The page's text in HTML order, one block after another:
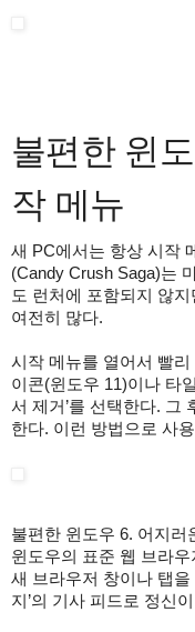
불편한 윈
작 메뉴
새 PC에서는 항상 시작
(Candy Crush Saga)는
도 런처에 포함되지 않
여전히 많다.
시작 메뉴를 열어서 빨
이콘(윈도우 11)이나 타
서 제거’를 선택한다. 그
한다. 이런 방법으로 사
불편한 윈도우 6. 어지러
윈도우의 표준 웹 브라
새 브라우저 창이나 탭을
지’의 기사 피드로 정신